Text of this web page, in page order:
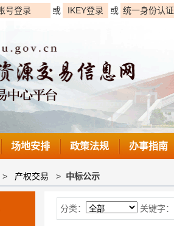
号登录 或 IKEY登录 或 统一身份认
场地安排 政策法规 办事指南
> 产权交易 > 中标公示
分类： 关键字：